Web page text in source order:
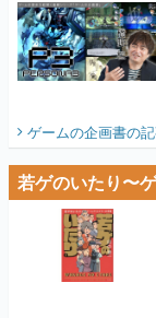
ゲームの企画書の
若ゲのいたり〜